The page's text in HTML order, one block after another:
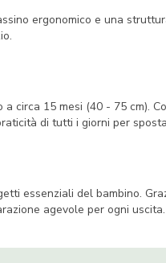
ergonomico e una
circa 15 mesi (40 - 75 cm).
di tutti i giorni per
essenziali del bambino.
agevole per ogni uscita.